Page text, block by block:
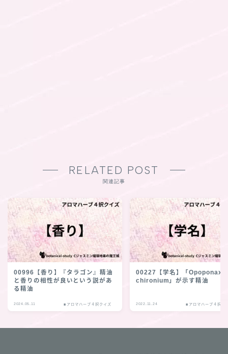
RELATED POST
関連記事
00996【香り】『タラゴン』精油
と香りの相性が良いという説があ
る精油
2024.05.11 ■アロマハーブ４択クイズ
00227【学名】「Opoponax
chironium」が示す精油
2022.11.24 ■アロマハーブ４択ク